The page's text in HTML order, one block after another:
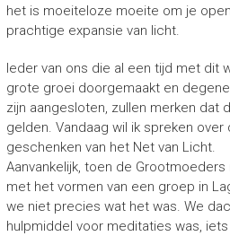
het is moeiteloze moeite om je
prachtige expansie van licht.
Ieder van ons die al een tijd met dit
grote groei doorgemaakt en
zijn aangesloten, zullen merken dat
gelden. Vandaag wil ik spreken
geschenken van het Net van Licht.
Aanvankelijk, toen de
met het vormen van een groep in
we niet precies wat het was. We
hulpmiddel voor meditaties was,